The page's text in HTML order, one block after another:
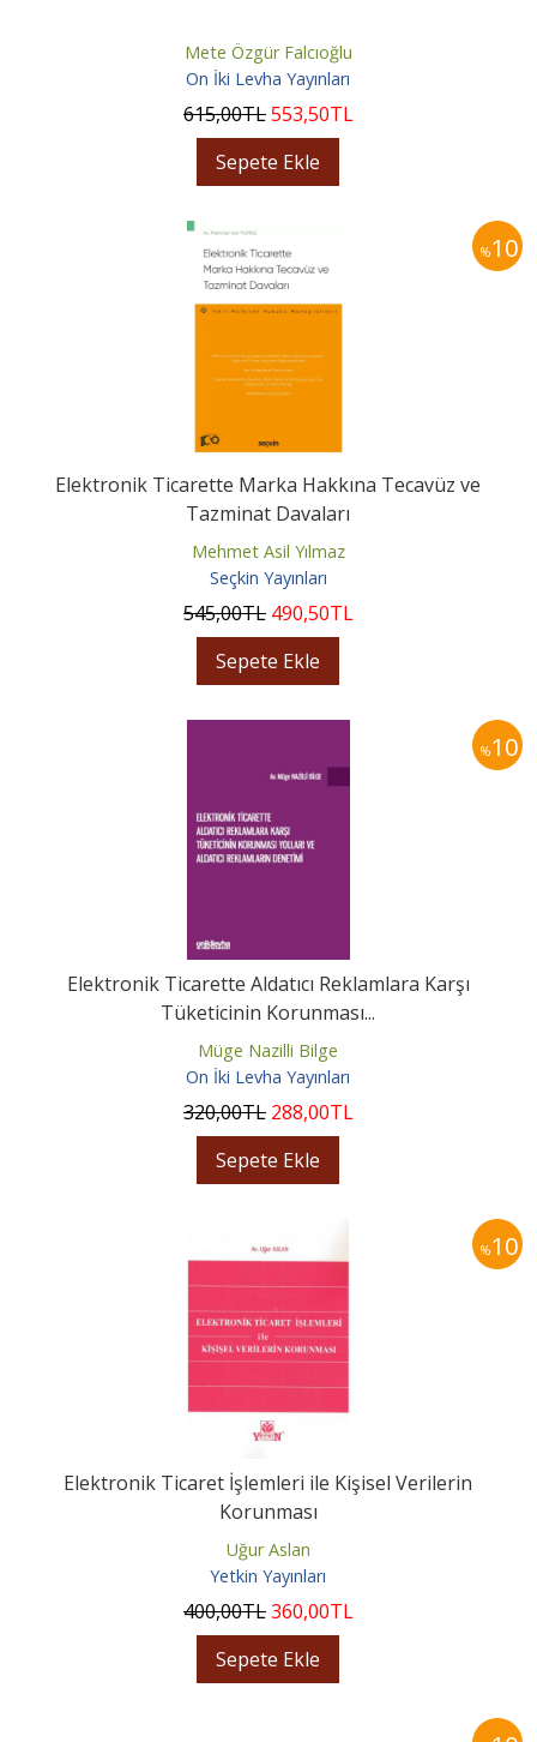
Mete Özgür Falcıoğlu
On İki Levha Yayınları
615,00TL553,50TL
Sepete Ekle
%10
Elektronik Ticarette Marka Hakkına Tecavüz ve
Tazminat Davaları
Mehmet Asil Yılmaz
Seçkin Yayınları
545,00TL 490,50TL
Sepete Ekle
%10
Elektronik Ticarette Aldatıcı Reklamlara Karşı
Tüketicinin Korunması...
Müge Nazilli Bilge
On İki Levha Yayınları
320,00TL 288,00TL
Sepete Ekle
%10
Elektronik Ticaret İşlemleri ile Kişisel Verilerin
Korunması
Uğur Aslan
Yetkin Yayınları
400,00TL360,00TL
Sepete Ekle